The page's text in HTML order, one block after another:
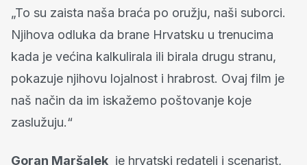
„To su zaista naša braća po oružju, naši suborci.
Njihova odluka da brane Hrvatsku u trenucima
kada je većina kalkulirala ili birala drugu stranu,
pokazuje njihovu lojalnost i hrabrost. Ovaj film je
naš način da im iskažemo poštovanje koje
zaslužuju.“
Goran Maršalek je hrvatski redatelj i scenarist,